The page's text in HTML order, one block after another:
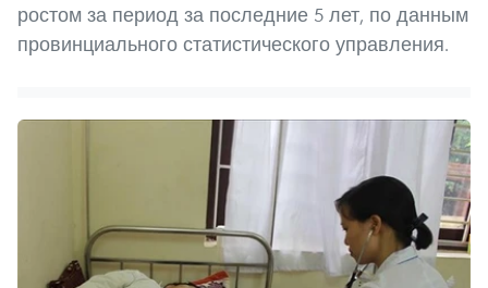
ростом за период за последние 5 лет, по данным
провинциального статистического управления.